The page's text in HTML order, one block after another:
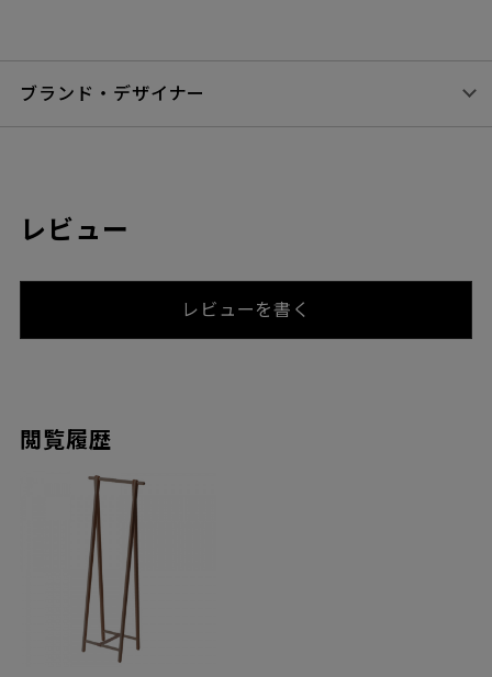
ブランド・デザイナー
レビュー
レビューを書く
閲覧履歴